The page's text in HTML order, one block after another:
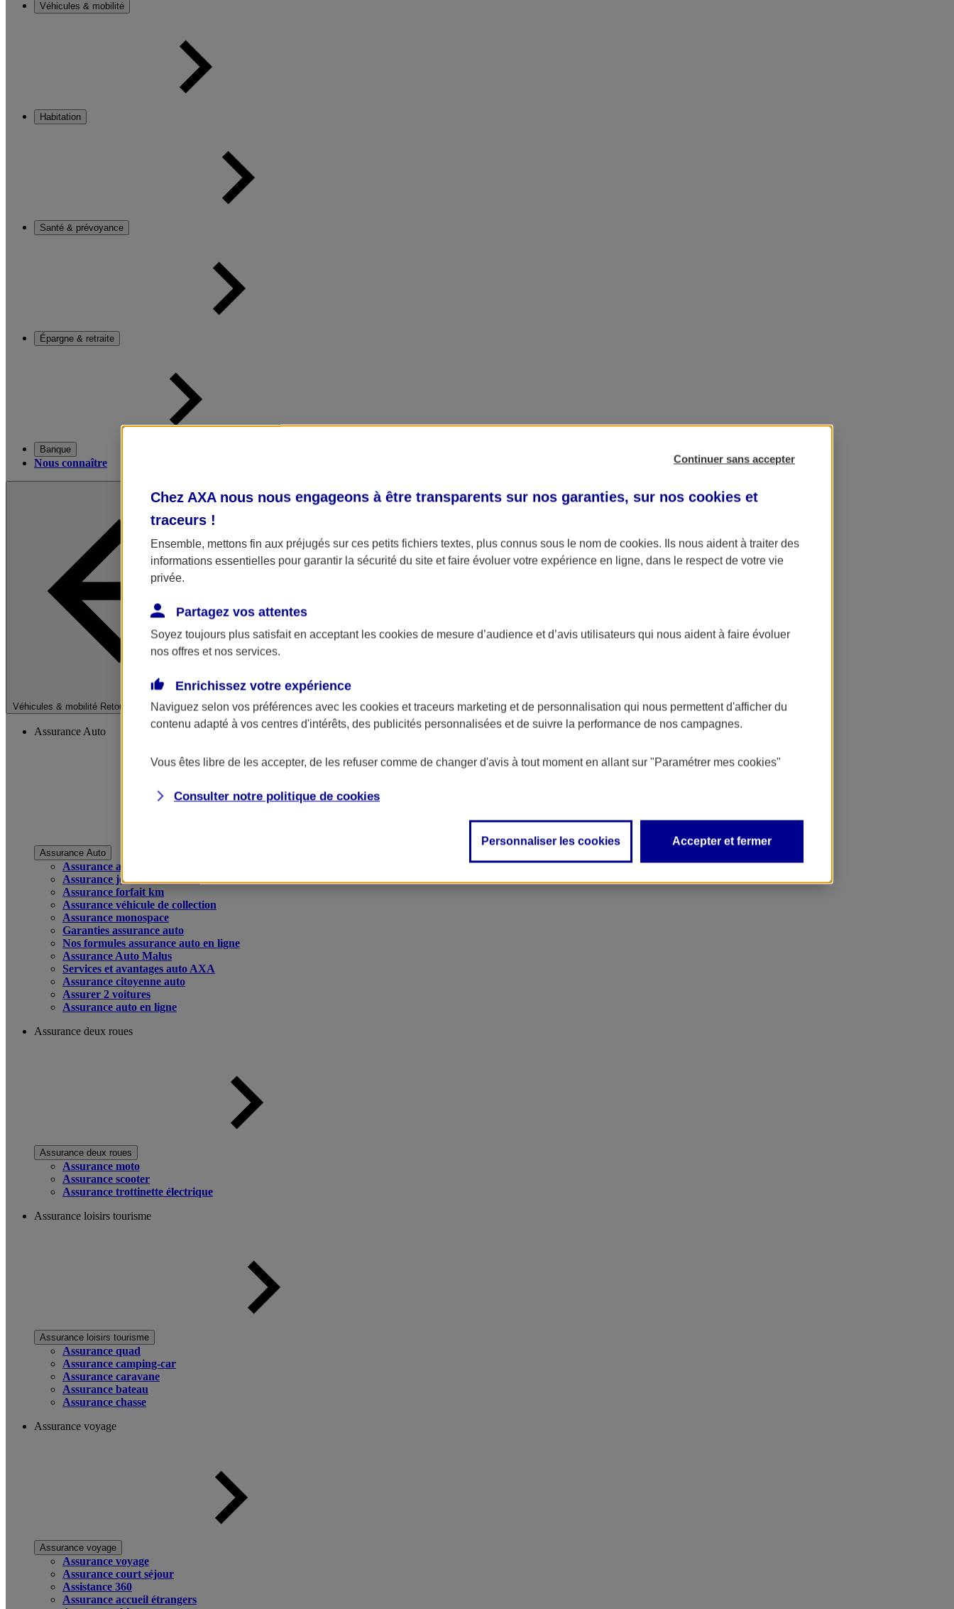
Véhicules & mobilité
Habitation
Santé & prévoyance
Épargne & retraite
Banque
Nous connaître
Véhicules & mobilité Retour à la section précédente
Fermer le menu principal
Assurance Auto
Assurance Auto
Assurance auto
Assurance jeune conducteur
Assurance forfait km
Assurance véhicule de collection
Assurance monospace
Garanties assurance auto
Nos formules assurance auto en ligne
Assurance Auto Malus
Services et avantages auto AXA
Assurance citoyenne auto
Assurer 2 voitures
Assurance auto en ligne
Assurance deux roues
Assurance deux roues
Assurance moto
Assurance scooter
Assurance trottinette électrique
Assurance loisirs tourisme
Assurance loisirs tourisme
Assurance quad
Assurance camping-car
Assurance caravane
Assurance bateau
Assurance chasse
Assurance voyage
Assurance voyage
Assurance voyage
Assurance court séjour
Assistance 360
Assurance accueil étrangers
Continuer sans accepter
Chez AXA nous nous engageons à être transparents sur nos garanties, sur nos cookies et
traceurs !
Ensemble, mettons fin aux préjugés sur ces petits fichiers textes, plus connus sous le nom de cookies. Ils nous aident à traiter des
informations essentielles pour garantir la sécurité du site et faire évoluer votre expérience en ligne, dans le respect de votre vie
privée.
Partagez vos attentes
Soyez toujours plus satisfait en acceptant les cookies de mesure d’audience et d’avis utilisateurs qui nous aident à faire évoluer
nos offres et nos services.
Enrichissez votre expérience
Naviguez selon vos préférences avec les cookies et traceurs marketing et de personnalisation qui nous permettent d'afficher du
contenu adapté à vos centres d'intérêts, des publicités personnalisées et de suivre la performance de nos campagnes.
Vous êtes libre de les accepter, de les refuser comme de changer d'avis à tout moment en allant sur "Paramétrer mes cookies"
Consulter notre politique de cookies
Personnaliser les cookies Accepter et fermer